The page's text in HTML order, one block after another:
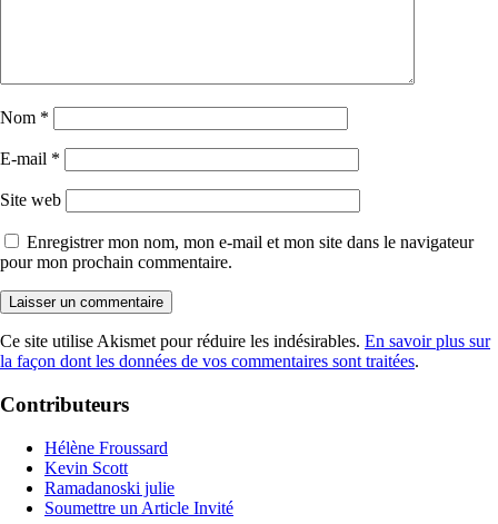
Nom *
E-mail *
Site web
Enregistrer mon nom, mon e-mail et mon site dans le navigateur
pour mon prochain commentaire.
Ce site utilise Akismet pour réduire les indésirables. En savoir plus sur
la façon dont les données de vos commentaires sont traitées.
Contributeurs
Hélène Froussard
Kevin Scott
Ramadanoski julie
Soumettre un Article Invité